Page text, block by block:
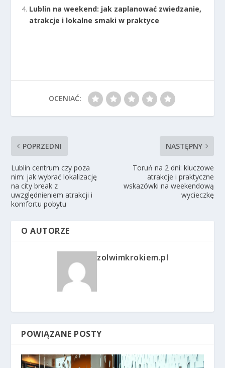
Lublin na weekend: jak zaplanować zwiedzanie,
atrakcje i lokalne smaki w praktyce
OCENIAĆ:
POPRZEDNI
Lublin centrum czy poza
nim: jak wybrać lokalizację
na city break z
uwzględnieniem atrakcji i
komfortu pobytu
NASTĘPNY
Toruń na 2 dni: kluczowe
atrakcje i praktyczne
wskazówki na weekendową
wycieczkę
O AUTORZE
zolwimkrokiem.pl
POWIĄZANE POSTY